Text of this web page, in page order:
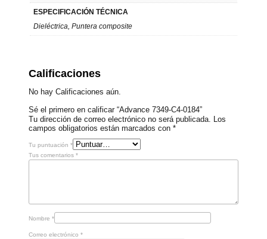
ESPECIFICACIÓN TÉCNICA
Dieléctrica, Puntera composite
Calificaciones
No hay Calificaciones aún.
Sé el primero en calificar “Advance 7349-C4-0184”
Tu dirección de correo electrónico no será publicada. Los
campos obligatorios están marcados con *
Tu puntuación *
Tus comentarios *
Nombre *
Correo electrónico *